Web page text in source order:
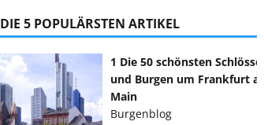
DIE 5 POPULÄRSTEN ARTIKEL
1 Die 50 schönsten Schlösser
und Burgen um Frankfurt am
Main
Burgenblog